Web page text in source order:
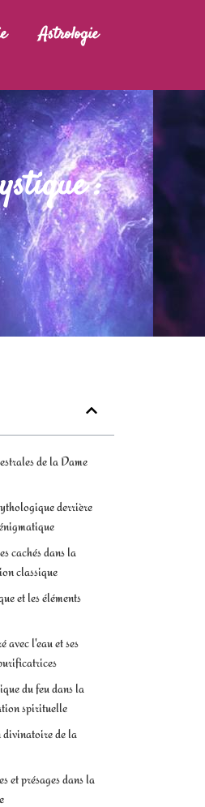
Astrologie
:
de la Dame
derrière
cachés dans la
classique
et les éléments
avec l'eau et ses
du feu dans la
spirituelle
de la
et présages dans la